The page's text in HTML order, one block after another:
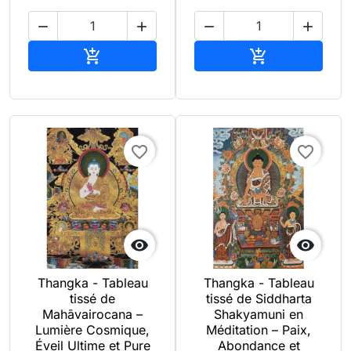
 

 


favorite_border
Thangka - Tableau
tissé de
Mahāvairocana –
Lumière Cosmique,
Éveil Ultime et Pure

favorite_border
Thangka - Tableau
tissé de Siddharta
Shakyamuni en
Méditation – Paix,
Abondance et